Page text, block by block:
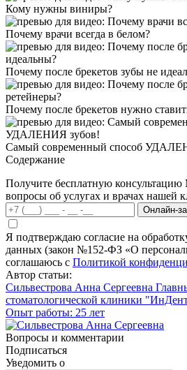
Кому нужны виниры?
Почему врачи всегда в белом?
Почему после брекетов зубы не
Почему после брекетов нужно
Самый современный способ
Содержание
Получите бесплатную консультацию
вопросы об услугах и врачах нашей
Онлайн-
Я подтверждаю согласие на
данных (закон №152-ФЗ «О
соглашаюсь с Политикой
Автор статьи:
Сильвестрова Анна Сергеевна
стоматологической клиники
Опыт работы: 25 лет
Вопросы и комментарии
Подписаться
Уведомить о